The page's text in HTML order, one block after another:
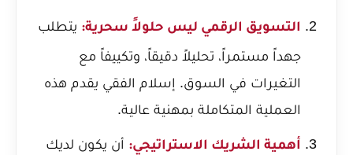
التسويق الرقمي ليس حلولاً سحرية: يتطلب
جهداً مستمراً، تحليلاً دقيقاً، وتكييفاً مع
التغيرات في السوق. إسلام الفقي يقدم هذه
العملية المتكاملة بمهنية عالية.
أهمية الشريك الاستراتيجي: أن يكون لديك